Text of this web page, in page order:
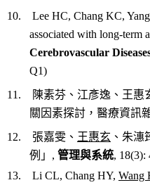
10. Lee HC, Chang KC,
associated with long-term
Cerebrovascular
Q1)
11. 陳素芬、江彥逸、王惠
關因素探討，醫療資訊
12. 張嘉雯、 王惠玄 、朱
例」, 管理與系統, 18(3):
13. Li CL, Chang HY, Wang